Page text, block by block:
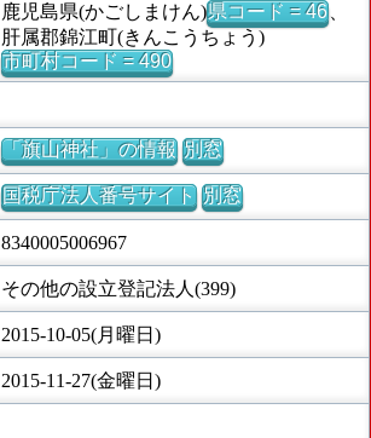
鹿児島県(かごしまけん)県コード = 46、
肝属郡錦江町(きんこうちょう)
市町村コード = 490
「旗山神社」の情報 別窓
国税庁法人番号サイト 別窓
8340005006967
その他の設立登記法人(399)
2015-10-05(月曜日)
2015-11-27(金曜日)